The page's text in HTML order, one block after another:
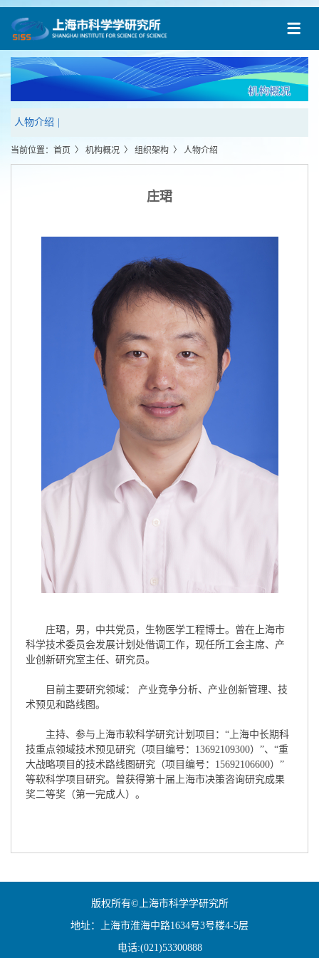
人物介绍
当前位置： 首页 〉 机构概况 〉 组织架构 〉 人物介绍
庄珺
庄珺，男，中共党员，生物医学工程博士。曾在上海市
科学技术委员会发展计划处借调工作，现任所工会主席、产
业创新研究室主任、研究员。
目前主要研究领域： 产业竞争分析、产业创新管理、技
术预见和路线图。
主持、参与上海市软科学研究计划项目：“上海中长期科
技重点领域技术预见研究（项目编号：13692109300）”、“重
大战略项目的技术路线图研究（项目编号：15692106600）”
等软科学项目研究。曾获得第十届上海市决策咨询研究成果
奖二等奖（第一完成人）。
版权所有©上海市科学学研究所
地址：上海市淮海中路1634号3号楼4-5层
电话:(021)53300888